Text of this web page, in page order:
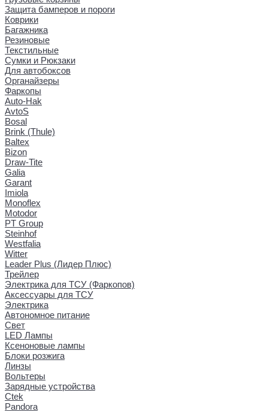
Защита бамперов и пороги
Коврики
Багажника
Резиновые
Текстильные
Сумки и Рюкзаки
Для автобоксов
Органайзеры
Фаркопы
Auto-Hak
AvtoS
Bosal
Brink (Thule)
Baltex
Bizon
Draw-Tite
Galia
Garant
Imiola
Monoflex
Motodor
PT Group
Steinhof
Westfalia
Witter
Leader Plus (Лидер Плюс)
Трейлер
Электрика для ТСУ (Фаркопов)
Аксессуары для ТСУ
Электрика
Автономное питание
Свет
LED Лампы
Ксеноновые лампы
Блоки розжига
Линзы
Вольтеры
Зарядные устройства
Ctek
Pandora